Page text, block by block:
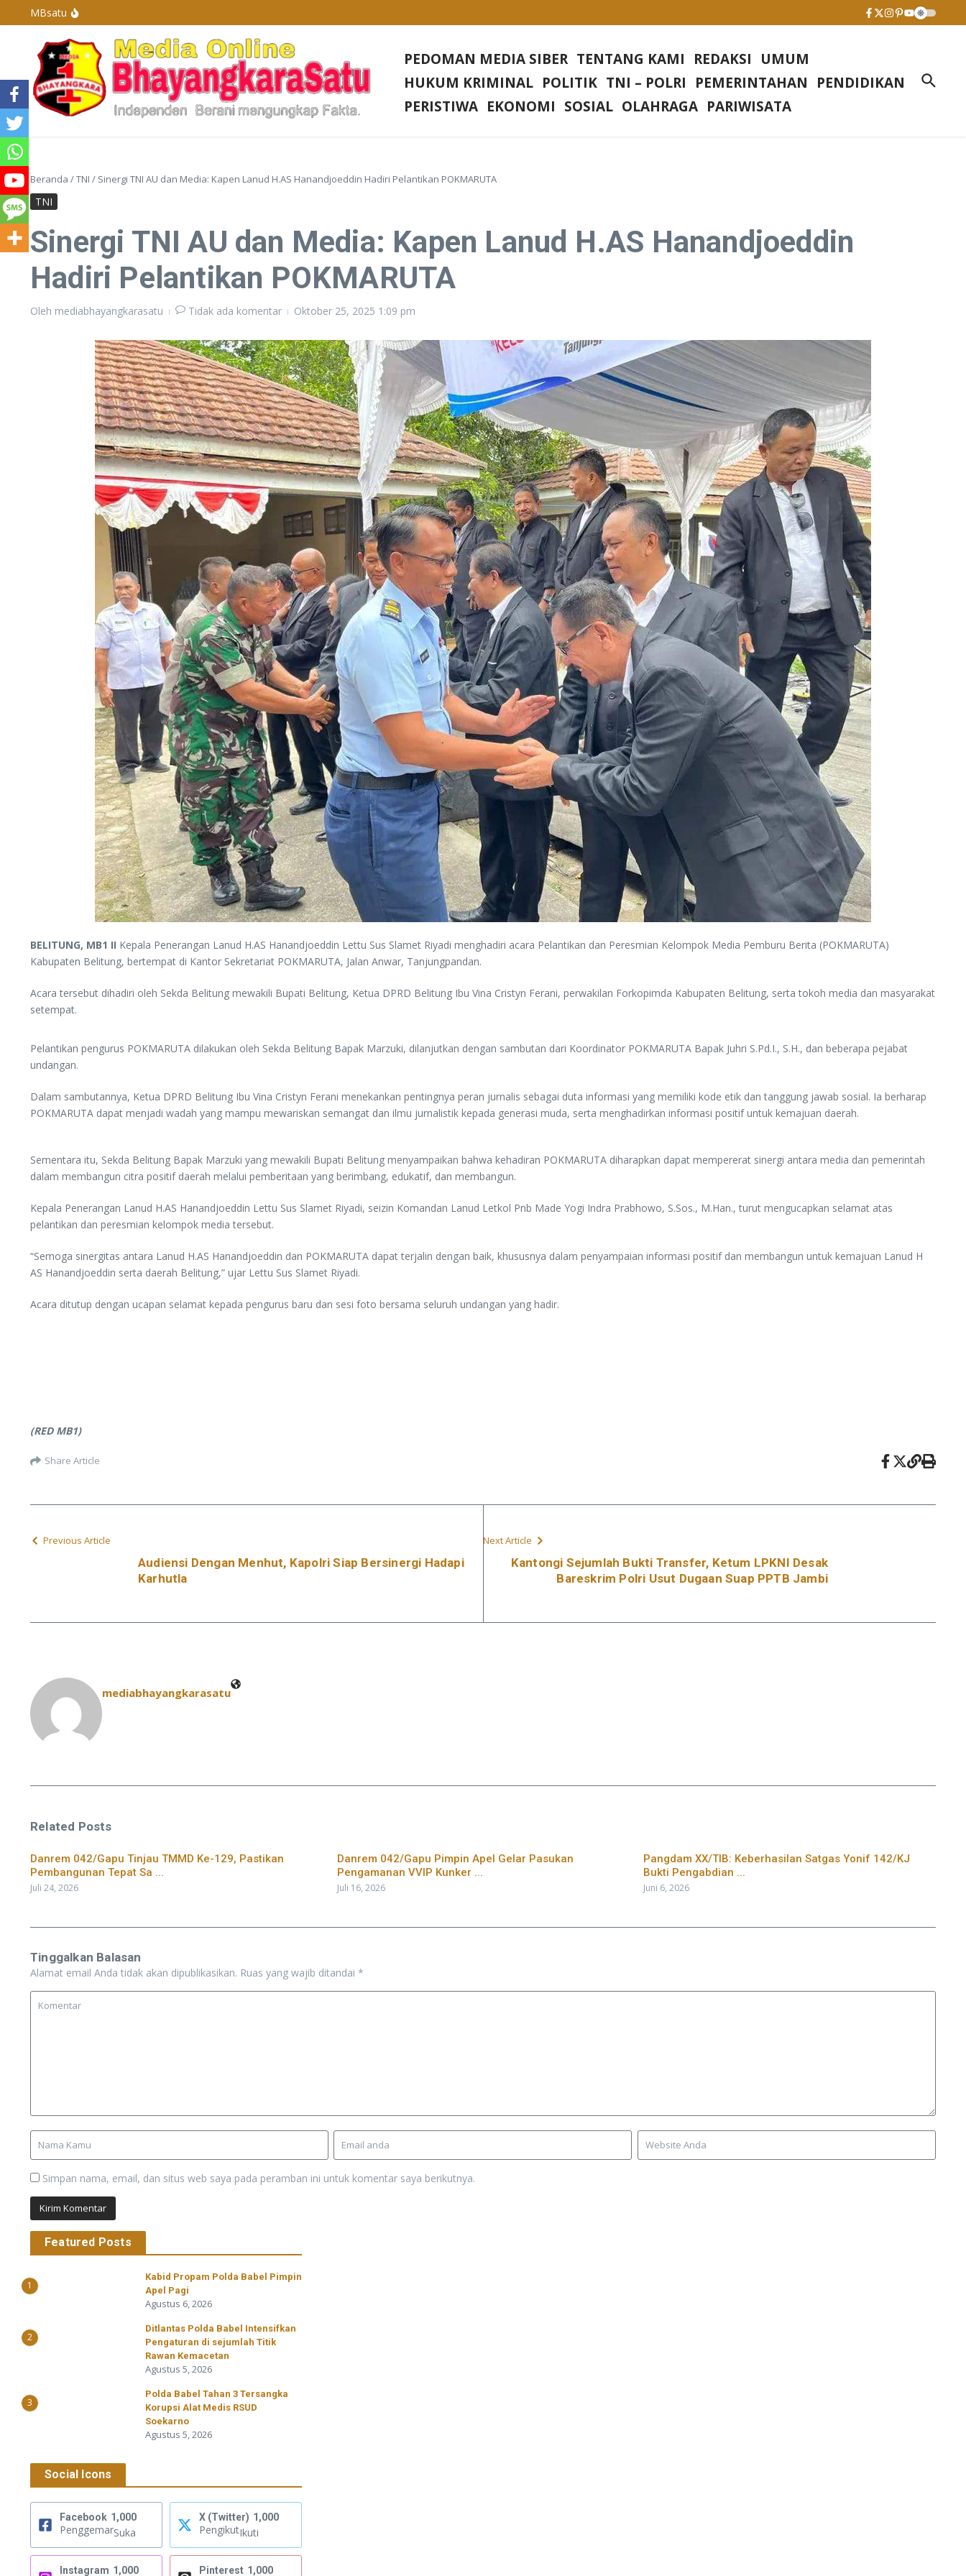
Lewati ke konten
MBsatu
Polres Bangka Barat Melaksanakan Pengamanan Di setiap Gereja Di Wilkum Polres Bangka Barat
Penyelenggaraan Pengurus Karang Taruna Desa Nangerang Kecamatan Jampang Tengah Kabupaten Sukabumi
Kapolda Kepulauan Bangka Belitung Berganti, Irjen Tornagogo Sihombing Pimpin Wilayah Baru
PEDOMAN MEDIA SIBER TENTANG KAMI REDAKSI
UMUM
HUKUM KRIMINAL POLITIK TNI – POLRI PEMERINTAHAN
PENDIDIKAN
PERISTIWA EKONOMI SOSIAL OLAHRAGA PARIWISATA
Beranda /TNI / Sinergi TNI AU dan Media: Kapen Lanud H.AS Hanandjoeddin Hadiri Pelantikan POKMARUTA
TNI
Sinergi TNI AU dan Media: Kapen Lanud H.AS Hanandjoeddin
Hadiri Pelantikan POKMARUTA
Oleh mediabhayangkarasatu Tidak ada komentar Oktober 25, 2025 1:09 pm
BELITUNG, MB1 II Kepala Penerangan Lanud H.AS Hanandjoeddin Lettu Sus Slamet Riyadi menghadiri acara Pelantikan dan Peresmian Kelompok Media Pemburu Berita (POKMARUTA)
Kabupaten Belitung, bertempat di Kantor Sekretariat POKMARUTA, Jalan Anwar, Tanjungpandan.
Acara tersebut dihadiri oleh Sekda Belitung mewakili Bupati Belitung, Ketua DPRD Belitung Ibu Vina Cristyn Ferani, perwakilan Forkopimda Kabupaten Belitung, serta tokoh media dan masyarakat
setempat.
Pelantikan pengurus POKMARUTA dilakukan oleh Sekda Belitung Bapak Marzuki, dilanjutkan dengan sambutan dari Koordinator POKMARUTA Bapak Juhri S.Pd.I., S.H., dan beberapa pejabat
undangan.
Dalam sambutannya, Ketua DPRD Belitung Ibu Vina Cristyn Ferani menekankan pentingnya peran jurnalis sebagai duta informasi yang memiliki kode etik dan tanggung jawab sosial. Ia berharap
POKMARUTA dapat menjadi wadah yang mampu mewariskan semangat dan ilmu jurnalistik kepada generasi muda, serta menghadirkan informasi positif untuk kemajuan daerah.
Sementara itu, Sekda Belitung Bapak Marzuki yang mewakili Bupati Belitung menyampaikan bahwa kehadiran POKMARUTA diharapkan dapat mempererat sinergi antara media dan pemerintah
dalam membangun citra positif daerah melalui pemberitaan yang berimbang, edukatif, dan membangun.
Kepala Penerangan Lanud H.AS Hanandjoeddin Lettu Sus Slamet Riyadi, seizin Komandan Lanud Letkol Pnb Made Yogi Indra Prabhowo, S.Sos., M.Han., turut mengucapkan selamat atas
pelantikan dan peresmian kelompok media tersebut.
“Semoga sinergitas antara Lanud H.AS Hanandjoeddin dan POKMARUTA dapat terjalin dengan baik, khususnya dalam penyampaian informasi positif dan membangun untuk kemajuan Lanud H
AS Hanandjoeddin serta daerah Belitung,” ujar Lettu Sus Slamet Riyadi.
Acara ditutup dengan ucapan selamat kepada pengurus baru dan sesi foto bersama seluruh undangan yang hadir.
(RED MB1)
Share Article
Previous Article
Audiensi Dengan Menhut, Kapolri Siap Bersinergi Hadapi
Karhutla
Next Article
Kantongi Sejumlah Bukti Transfer, Ketum LPKNI Desak
Bareskrim Polri Usut Dugaan Suap PPTB Jambi
mediabhayangkarasatu
Related Posts
Danrem 042/Gapu Tinjau TMMD Ke-129, Pastikan
Pembangunan Tepat Sa ...
Juli 24, 2026
Danrem 042/Gapu Pimpin Apel Gelar Pasukan
Pengamanan VVIP Kunker ...
Juli 16, 2026
Pangdam XX/TIB: Keberhasilan Satgas Yonif 142/KJ
Bukti Pengabdian ...
Juni 6, 2026
Tinggalkan Balasan
Alamat email Anda tidak akan dipublikasikan. Ruas yang wajib ditandai *
Simpan nama, email, dan situs web saya pada peramban ini untuk komentar saya berikutnya.
Featured Posts
1
Kabid Propam Polda Babel Pimpin
Apel Pagi
Agustus 6, 2026
2
Ditlantas Polda Babel Intensifkan
Pengaturan di sejumlah Titik
Rawan Kemacetan
Agustus 5, 2026
3
Polda Babel Tahan 3 Tersangka
Korupsi Alat Medis RSUD
Soekarno
Agustus 5, 2026
Social Icons
Facebook 1,000
PenggemarSuka
X (Twitter) 1,000
PengikutIkuti
Instagram 1,000 Pinterest 1,000